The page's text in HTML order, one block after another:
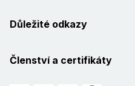
Důležité odkazy
Členství a certifikáty